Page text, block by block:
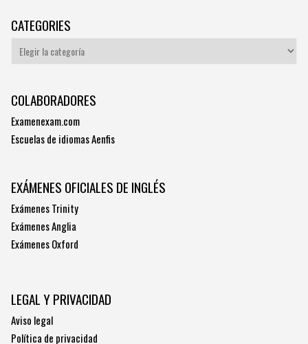
CATEGORIES
Categories
COLABORADORES
Examenexam.com
Escuelas de idiomas Aenfis
EXÁMENES OFICIALES DE INGLÉS
Exámenes Trinity
Exámenes Anglia
Exámenes Oxford
LEGAL Y PRIVACIDAD
Aviso legal
Política de privacidad